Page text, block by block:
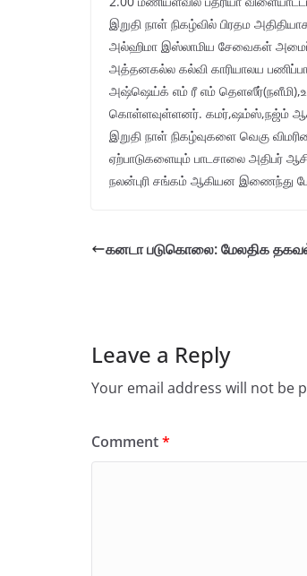
இறுதி நாள் நிகழ்வில் பிரதம
அல்ஹிமா இஸ்லாமிய சேவைகள்
அத்தனகல்ல கல்வி காரியாலய
அஷ்ஷெய்க் எம் ரீ எம்
கொள்ளவுள்ளனர். கமர்,ஷம்ஸ்,நஜ்ம்
இறுதி நாள் நிகழ்வுகளை வெகு
ஏற்பாடுகளையும் பாடசாலை அதிபர்
நலன்புரி சங்கம் ஆகியன இணைந்து
கனடா படுகொலை: மேலதிக
Leave a Reply
Your email address will not be
Comment*